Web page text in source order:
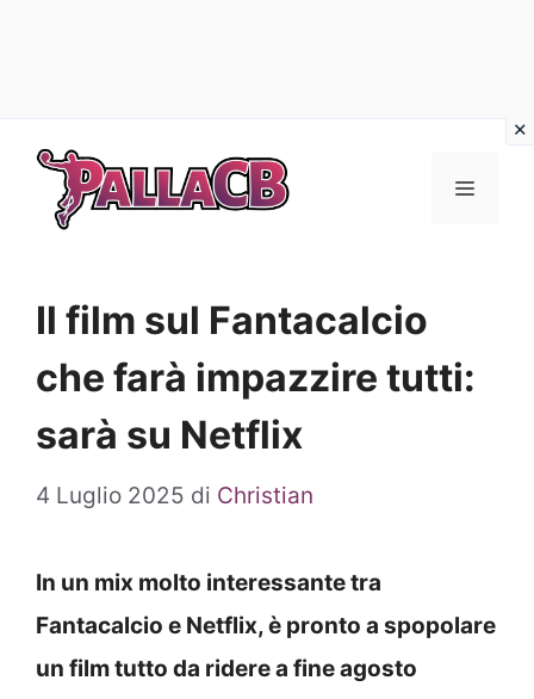
contenuto
Menu
Il film sul Fantacalcio
che farà impazzire tutti:
sarà su Netflix
4 Luglio 2025 di Christian
In un mix molto interessante tra
Fantacalcio e Netflix, è pronto a spopolare
un film tutto da ridere a fine agosto